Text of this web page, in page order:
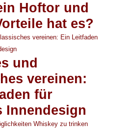
Hoftor und
hat es?
und
vereinen:
für
Innendesign